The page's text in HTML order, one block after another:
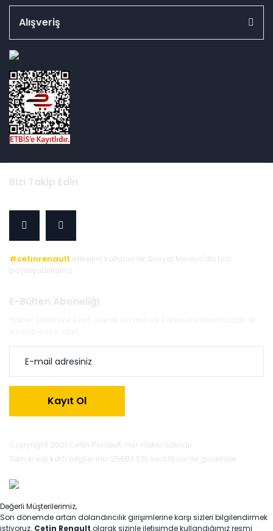
Alışveriş
Bizi Takip Edin
#cetinrenault etiketini kullanarak Sosyal Medya'da bizi
paylaşabilirsiniz.
E-Bülten Aboneliği
Kayıt Ol
Copyright 2021 Cetin Renault. Her Hakkı Saklıdır.
Tüm kredi kartı bilgileriniz 256Bit SSL sertifikası ile güvende.
Değerli Müşterilerimiz,
Son dönemde artan dolandırıcılık girişimlerine karşı sizleri bilgilendirmek
istiyoruz. Çetin Renault olarak sizinle iletişimde kullandığımız resmi